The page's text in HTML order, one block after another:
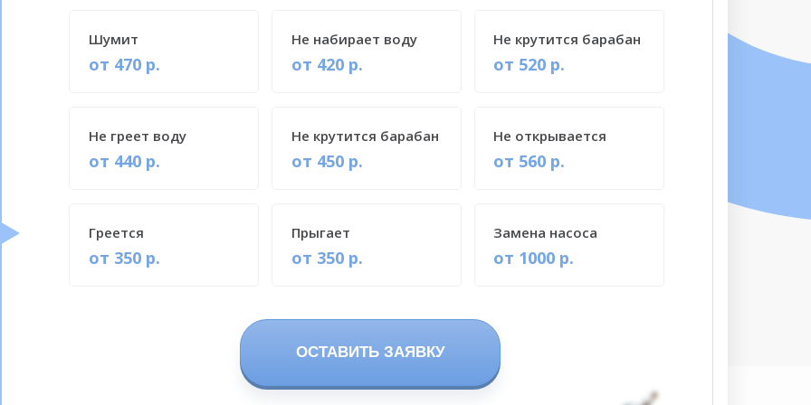
ОСТАВИТЬ ЗАЯВКУ
от 470 р.
Шумит
от 420 р.
Не набирает воду
от 520 р.
Не крутится барабан
от 440 р.
Не греет воду
от 450 р.
Не крутится барабан
от 560 р.
Не открывается
от 350 р.
Греется
от 350 р.
Прыгает
от 1000 р.
Замена насоса